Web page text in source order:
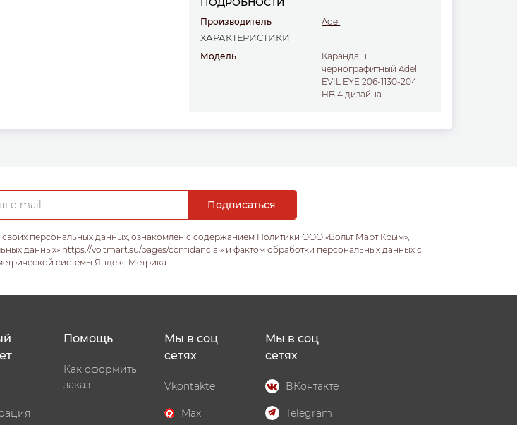
Производитель Adel
ХАРАКТЕРИСТИКИ
Модель
карандаш
чернографитный Adel
EVIL EYE 206-1130-204
HB 4 дизайна
персональных данных, ознакомлен с содержанием Политики ООО «Вольт Март Крым»,
данных» https://voltmart.su/pages/confidancial» и фактом обработки персональных данных с
системы Яндекс.Метрика
Помощь
Как оформить
заказ
Мы в соц
сетях
Vkontakte
Max
Мы в соц
сетях
ВКонтакте
Telegram